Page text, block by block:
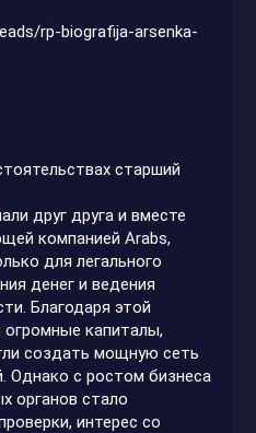
rp-biografija-arsenka-
старший
друг друга и вместе
компанией Arabs,
для легального
денег и ведения
Благодаря этой
огромные капиталы,
создать мощную сеть
Однако с ростом бизнеса
органов стало
интерес со